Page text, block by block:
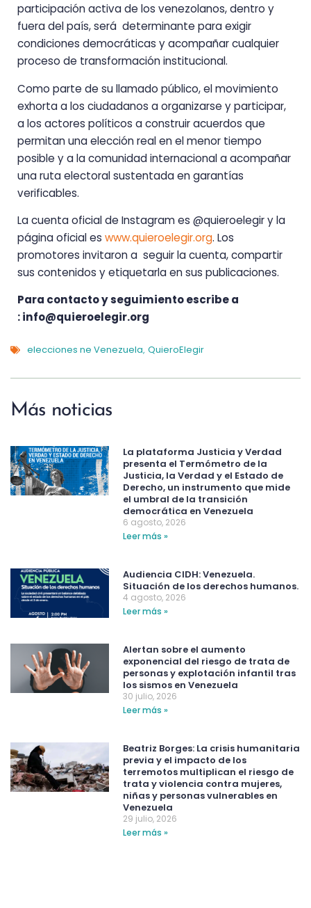
participación activa de los venezolanos, dentro y
fuera del país, será determinante para exigir
condiciones democráticas y acompañar cualquier
proceso de transformación institucional.
Como parte de su llamado público, el movimiento
exhorta a los ciudadanos a organizarse y participar,
a los actores políticos a construir acuerdos que
permitan una elección real en el menor tiempo
posible y a la comunidad internacional a acompañar
una ruta electoral sustentada en garantías
verificables.
La cuenta oficial de Instagram es @quieroelegir y la
página oficial es www.quieroelegir.org. Los
promotores invitaron a seguir la cuenta, compartir
sus contenidos y etiquetarla en sus publicaciones.
Para contacto y seguimiento escribe a
:info@quieroelegir.org
elecciones ne Venezuela, QuieroElegir
Más noticias
La plataforma Justicia y Verdad
presenta el Termómetro de la
Justicia, la Verdad y el Estado de
Derecho, un instrumento que mide
el umbral de la transición
democrática en Venezuela
6 agosto, 2026
Leer más »
Audiencia CIDH: Venezuela.
Situación de los derechos humanos.
4 agosto, 2026
Leer más »
Alertan sobre el aumento
exponencial del riesgo de trata de
personas y explotación infantil tras
los sismos en Venezuela
30 julio, 2026
Leer más »
Beatriz Borges: La crisis humanitaria
previa y el impacto de los
terremotos multiplican el riesgo de
trata y violencia contra mujeres,
niñas y personas vulnerables en
Venezuela
29 julio, 2026
Leer más »